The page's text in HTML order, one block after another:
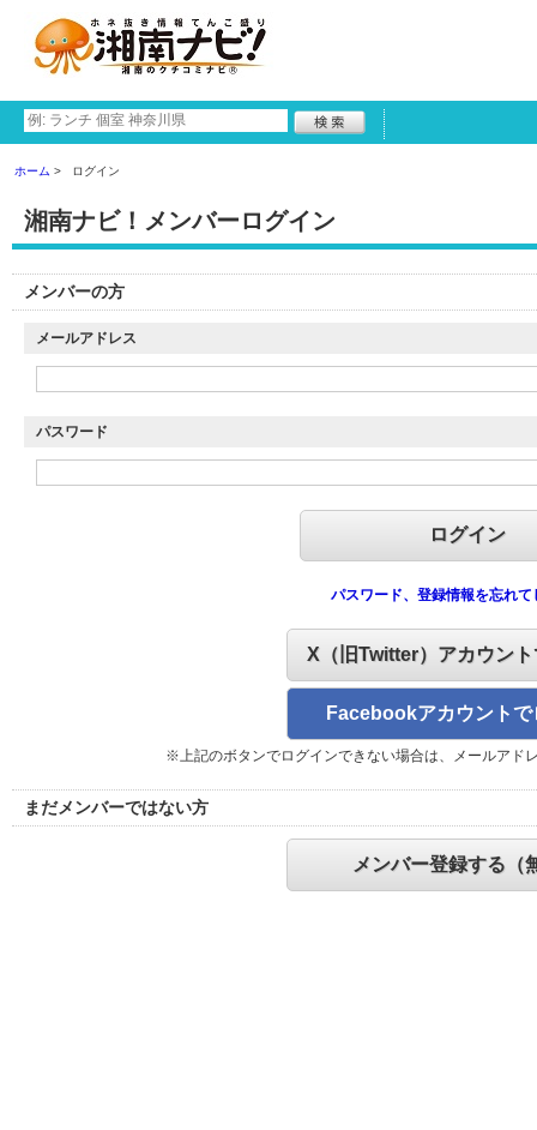
ホーム ログイン
湘南ナビ！メンバーログイン
メンバーの方
メールアドレス
パスワード
パスワード、登録情報を忘れて
X（旧Twitter）アカウン
Facebookアカウントで
※上記のボタンでログインできない場合は、メールアド
まだメンバーではない方
メンバー登録する（